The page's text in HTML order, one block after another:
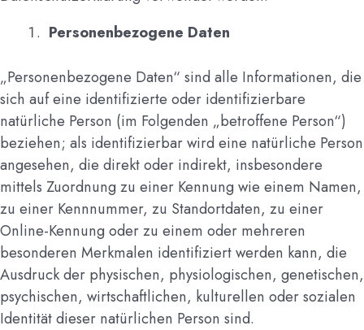
Personenbezogene Daten
„Personenbezogene Daten“ sind alle Informationen, die
sich auf eine identifizierte oder identifizierbare
natürliche Person (im Folgenden „betroffene Person“)
beziehen; als identifizierbar wird eine natürliche Person
angesehen, die direkt oder indirekt, insbesondere
mittels Zuordnung zu einer Kennung wie einem Namen,
zu einer Kennnummer, zu Standortdaten, zu einer
Online-Kennung oder zu einem oder mehreren
besonderen Merkmalen identifiziert werden kann, die
Ausdruck der physischen, physiologischen, genetischen,
psychischen, wirtschaftlichen, kulturellen oder sozialen
Identität dieser natürlichen Person sind.